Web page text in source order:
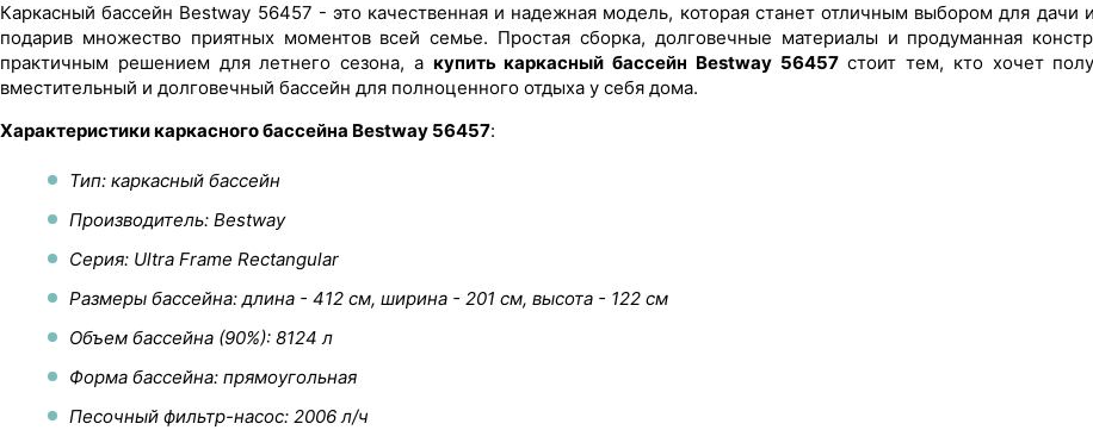
Каркасный бассейн Bestway 56457 - это качественная и надежная модель, которая станет отличным выбором для дачи
подарив множество приятных моментов всей семье. Простая сборка, долговечные материалы и продуманная
практичным решением для летнего сезона, а купить каркасный бассейн Bestway 56457стоит тем, кто хочет
вместительный и долговечный бассейн для полноценного отдыха у себя дома.
Характеристики каркасного бассейна Bestway 56457:
Тип: каркасный бассейн
Производитель: Bestway
Серия: Ultra Frame Rectangular
Размеры бассейна: длина - 412 см, ширина - 201 см, высота - 122 см
Объем бассейна (90%): 8124 л
Форма бассейна: прямоугольная
Песочный фильтр-насос: 2006 л/ч